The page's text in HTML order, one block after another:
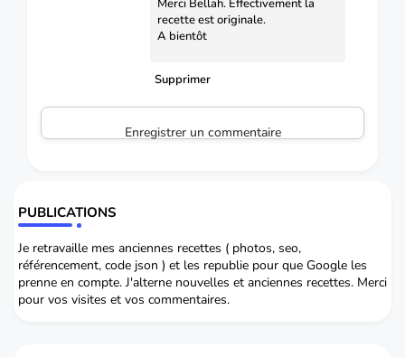
Merci Bellah. Effectivement la
recette est originale.
A bientôt
Supprimer
Enregistrer un commentaire
PUBLICATIONS
Je retravaille mes anciennes recettes ( photos, seo,
référencement, code json ) et les republie pour que Google les
prenne en compte. J'alterne nouvelles et anciennes recettes. Merci
pour vos visites et vos commentaires.